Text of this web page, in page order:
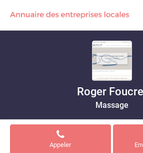
Roger
Massage
Appeler